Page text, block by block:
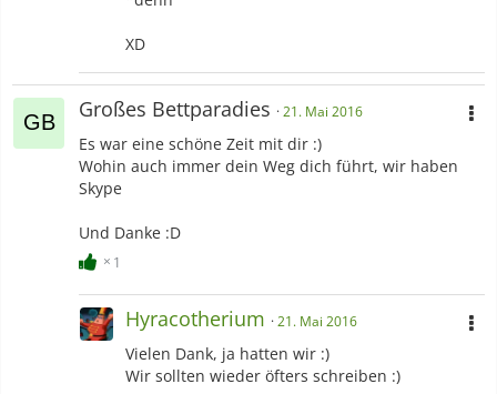
XD
Großes Bettparadies 21. Mai 2016
Es war eine schöne Zeit mit dir :)
Wohin auch immer dein Weg dich führt, wir haben
Skype
Und Danke :D
1
Hyracotherium 21. Mai 2016
Vielen Dank, ja hatten wir :)
Wir sollten wieder öfters schreiben :)